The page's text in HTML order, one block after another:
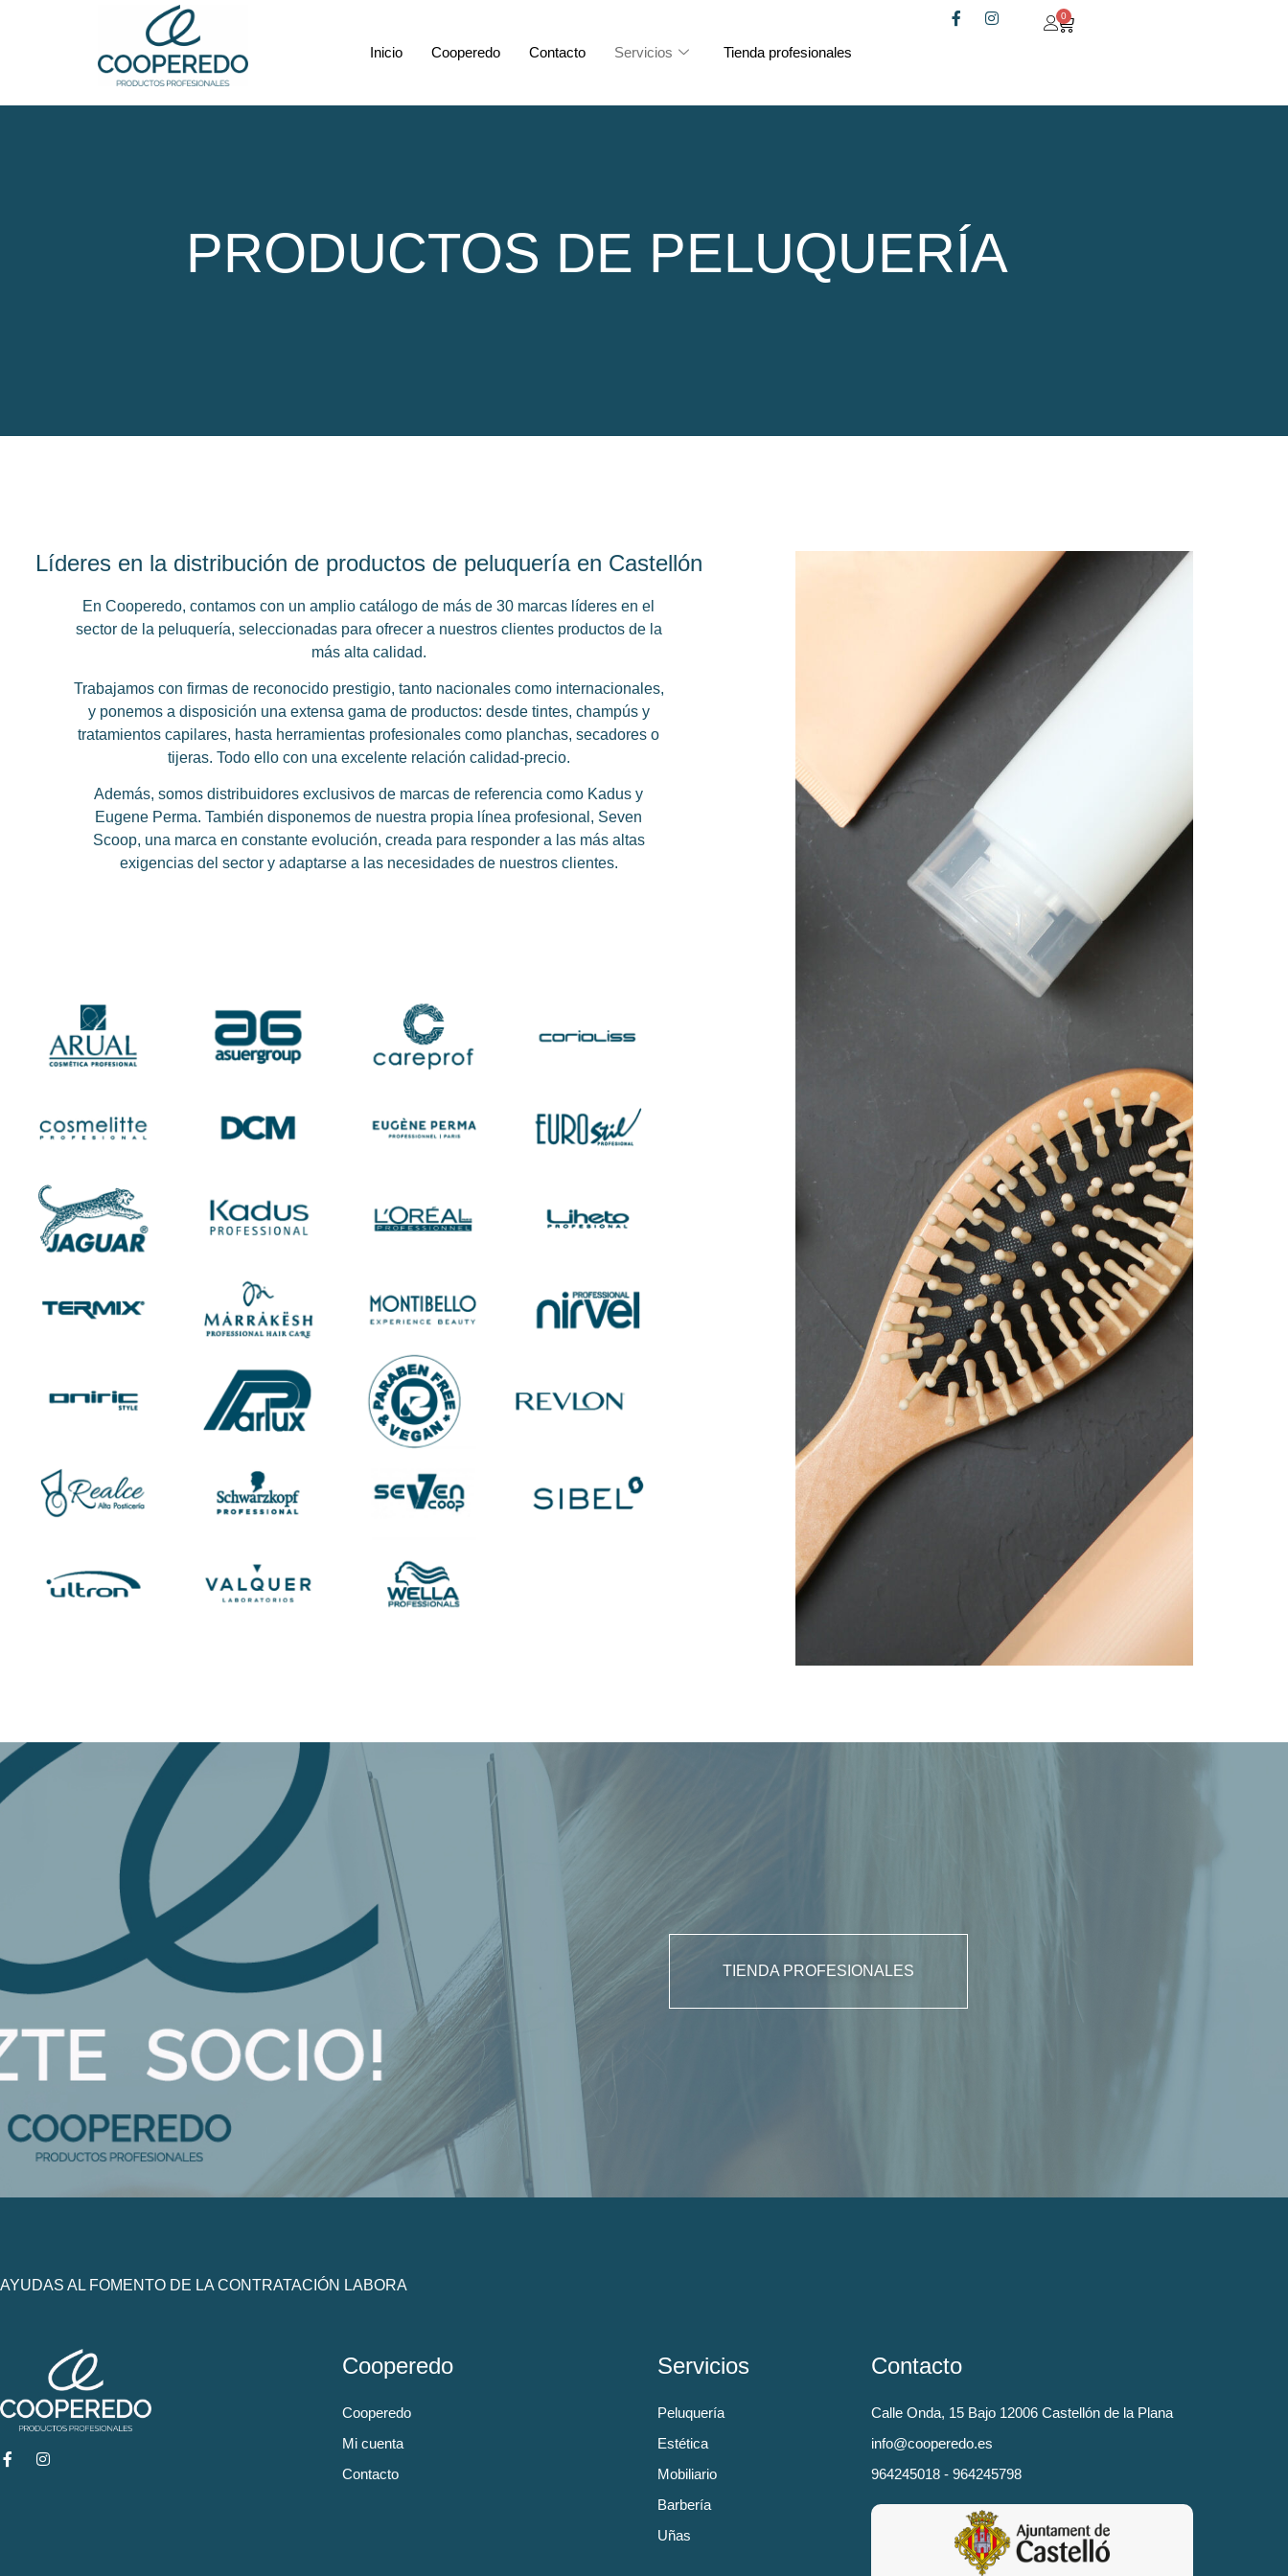
Inicio Cooperedo Contacto Servicios Tienda profesionales
0
PRODUCTOS DE PELUQUERÍA
Líderes en la distribución de productos de peluquería en Castellón
EnCooperedo, contamos con un amplio catálogo de más de 30 marcas líderes en el
sector de la peluquería, seleccionadas para ofrecer a nuestros clientes productos de la
más alta calidad.
Trabajamos con firmas de reconocido prestigio, tanto nacionales como internacionales,
y ponemos a disposición una extensa gama de productos: desde tintes, champús y
tratamientos capilares, hasta herramientas profesionales como planchas, secadores o
tijeras. Todo ello con una excelente relación calidad-precio.
Además, somos distribuidores exclusivos de marcas de referencia como Kadus y
Eugene Perma. También disponemos de nuestra propia línea profesional, Seven
Scoop, una marca en constante evolución, creada para responder a las más altas
exigencias del sector y adaptarse a las necesidades de nuestros clientes.
TIENDA PROFESIONALES
AYUDAS AL FOMENTO DE LA CONTRATACIÓN LABORA
Cooperedo
Cooperedo
Mi cuenta
Contacto
Servicios
Peluquería
Estética
Mobiliario
Barbería
Uñas
Contacto
Calle Onda, 15 Bajo 12006 Castellón de la Plana
info@cooperedo.es
964245018 - 964245798